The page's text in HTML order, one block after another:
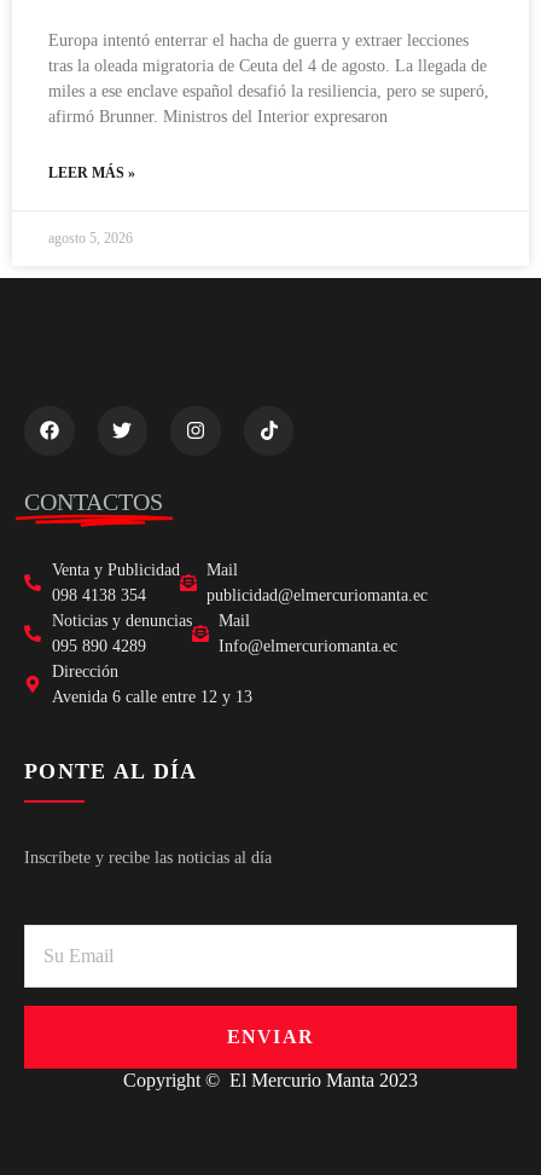
Europa intentó enterrar el hacha de guerra y extraer lecciones
tras la oleada migratoria de Ceuta del 4 de agosto. La llegada de
miles a ese enclave español desafió la resiliencia, pero se superó,
afirmó Brunner. Ministros del Interior expresaron
LEER MÁS »
agosto 5, 2026
CONTACTOS
Venta y Publicidad
098 4138 354
Mail
publicidad@elmercuriomanta.ec
Noticias y denuncias
095 890 4289
Mail
Info@elmercuriomanta.ec
Dirección
Avenida 6 calle entre 12 y 13
PONTE AL DÍA
Inscríbete y recibe las noticias al día
ENVIAR
Copyright © El Mercurio Manta 2023